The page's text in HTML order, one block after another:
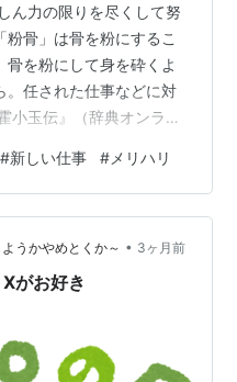
ん力の限りを尽くして努
骨」は骨を粉にするこ
骨を粉にして身を砕くよ
。任された仕事などに対
小玉伝』（辞典オンライ
きなど自分の力不足が明
にはそうなります。で
人を見るとどこか違う気
はけっこうな給料をもら
のでしょうが、それに
#新しい仕事 # メリハリ
うかやめとくか～ • 3ヶ月前
がお好き